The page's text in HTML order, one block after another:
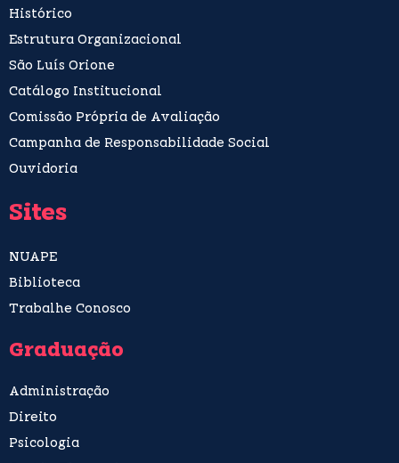
Histórico
Estrutura Organizacional
São Luís Orione
Catálogo Institucional
Comissão Própria de Avaliação
Campanha de Responsabilidade Social
Ouvidoria
Sites
NUAPE
Biblioteca
Trabalhe Conosco
Graduação
Administração
Direito
Psicologia